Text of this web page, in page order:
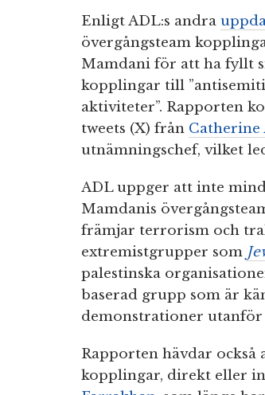
Enligt ADL:s andra
övergångsteam
Mamdani för att ha fyllt
kopplingar till
aktiviteter”. Rapporten
tweets (X) från Catherine
utnämningschef, vilket
ADL uppger att inte
Mamdanis
främjar terrorism och
extremistgrupper som
palestinska
baserad grupp som är
demonstrationer utanför
Rapporten hävdar också
kopplingar, direkt eller